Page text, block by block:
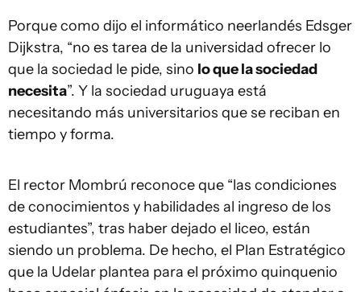
Porque como dijo el informático neerlandés Edsger
Dijkstra, “no es tarea de la universidad ofrecer lo
que la sociedad le pide, sino lo que la sociedad
necesita”. Y la sociedad uruguaya está
necesitando más universitarios que se reciban en
tiempo y forma.
El rector Mombrú reconoce que “las condiciones
de conocimientos y habilidades al ingreso de los
estudiantes”, tras haber dejado el liceo, están
siendo un problema. De hecho, el Plan Estratégico
que la Udelar plantea para el próximo quinquenio